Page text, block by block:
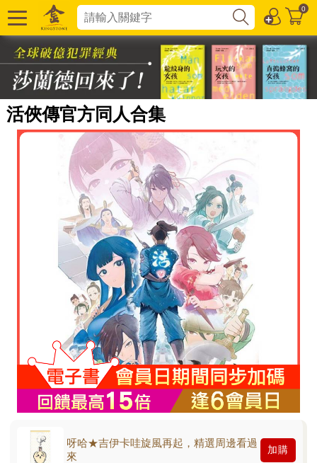
0
活俠傳官方同人合集
呀哈★吉伊卡哇旋風再起，精選周邊看過
來
加購